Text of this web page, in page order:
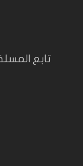
تابع